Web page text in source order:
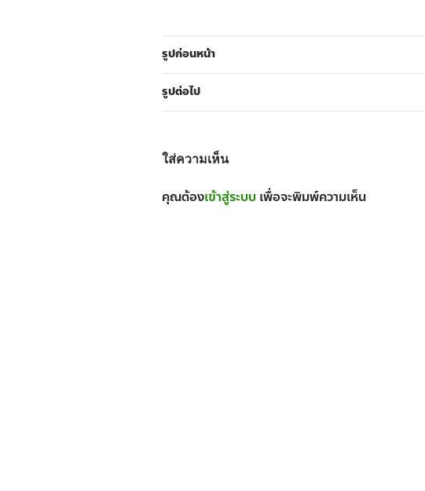
รูปก่อนหน้า
รูปต่อไป
ใส่ความเห็น
คุณต้องเข้าสู่ระบบ เพื่อจะพิมพ์ความเห็น